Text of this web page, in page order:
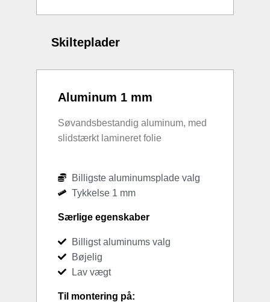
Skilteplader
Aluminum 1 mm
Søvandsbestandig aluminum, med
slidstærkt lamineret folie
Billigste aluminumsplade valg
Tykkelse 1 mm
Særlige egenskaber
Billigst aluminums valg
Bøjelig
Lav vægt
Til montering på: